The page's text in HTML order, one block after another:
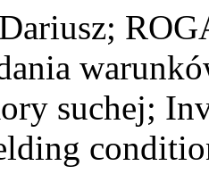
suchej;